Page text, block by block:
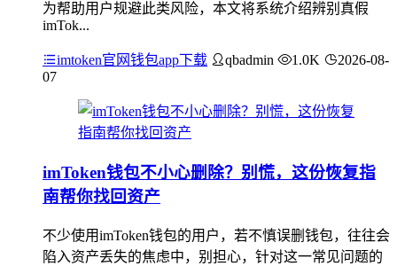
为帮助用户规避此类风险，本文将系统介绍辨别真假
imTok...
imtoken官网钱包app下载 qbadmin 1.0K
2026-08-
07
imToken钱包不小心删除？别慌，这份恢复指
南帮你找回资产
不少使用imToken钱包的用户，若不慎误删钱包，往往会
陷入资产丢失的焦虑中，别担心，针对这一常见问题的